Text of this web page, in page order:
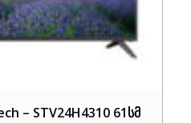
– STV24H4310 61სმ